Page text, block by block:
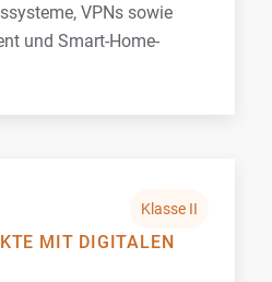
VPNs sowie
und Smart-Home-
Klasse II
MIT DIGITALEN